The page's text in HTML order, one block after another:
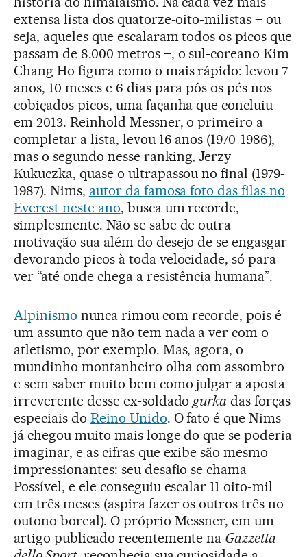
extensa lista dos quatorze-oito-milistas – ou
seja, aqueles que escalaram todos os picos que
passam de 8.000 metros –, o sul-coreano Kim
Chang Ho figura como o mais rápido: levou 7
anos, 10 meses e 6 dias para pôs os pés nos
cobiçados picos, uma façanha que concluiu
em 2013. Reinhold Messner, o primeiro a
completar a lista, levou 16 anos (1970-1986),
mas o segundo nesse ranking, Jerzy
Kukuczka, quase o ultrapassou no final (1979-
1987). Nims, autor da famosa foto das filas no
Everest neste ano, busca um recorde,
simplesmente. Não se sabe de outra
motivação sua além do desejo de se engasgar
devorando picos à toda velocidade, só para
ver “até onde chega a resistência humana”.
Alpinismo nunca rimou com recorde, pois é
um assunto que não tem nada a ver com o
atletismo, por exemplo. Mas, agora, o
mundinho montanheiro olha com assombro
e sem saber muito bem como julgar a aposta
irreverente desse ex-soldadogurka das forças
especiais do Reino Unido. O fato é que Nims
já chegou muito mais longe do que se poderia
imaginar, e as cifras que exibe são mesmo
impressionantes: seu desafio se chama
Possível, e ele conseguiu escalar 11 oito-mil
em três meses (aspira fazer os outros três no
outono boreal). O próprio Messner, em um
artigo publicado recentemente na Gazzetta